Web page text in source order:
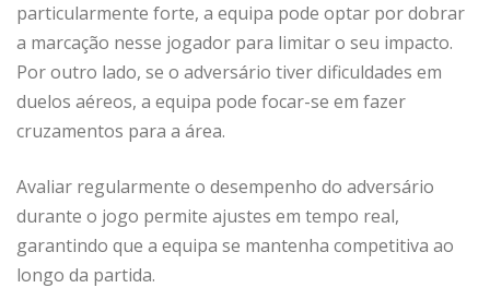
particularmente forte, a equipa pode optar por dobrar
a marcação nesse jogador para limitar o seu impacto.
Por outro lado, se o adversário tiver dificuldades em
duelos aéreos, a equipa pode focar-se em fazer
cruzamentos para a área.
Avaliar regularmente o desempenho do adversário
durante o jogo permite ajustes em tempo real,
garantindo que a equipa se mantenha competitiva ao
longo da partida.